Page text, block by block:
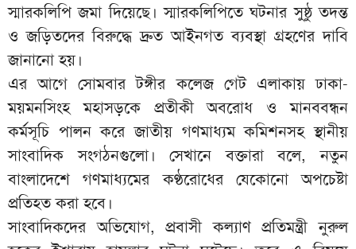
স্মারকলিপি জমা দিয়েছে। স্মারকলিপিতে ঘটনার সুষ্ঠু তদন্ত
ও জড়িতদের বিরুদ্ধে দ্রুত আইনগত ব্যবস্থা গ্রহণের দাবি
জানানো হয়।
এর আগে সোমবার টঙ্গীর কলেজ গেট এলাকায় ঢাকা-
ময়মনসিংহ মহাসড়কে প্রতীকী অবরোধ ও মানববন্ধন
কর্মসূচি পালন করে জাতীয় গণমাধ্যম কমিশনসহ স্থানীয়
সাংবাদিক সংগঠনগুলো। সেখানে বক্তারা বলে, নতুন
বাংলাদেশে গণমাধ্যমের কণ্ঠরোধের যেকোনো অপচেষ্টা
প্রতিহত করা হবে।
সাংবাদিকদের অভিযোগ, প্রবাসী কল্যাণ প্রতিমন্ত্রী নুরুল